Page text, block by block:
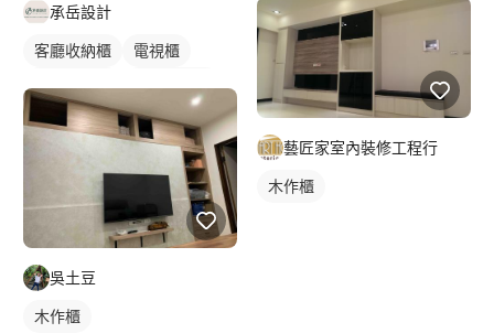
承岳設計
客廳收納櫃
電視櫃
吳土豆
木作櫃
藝匠家室內裝修工程行
木作櫃